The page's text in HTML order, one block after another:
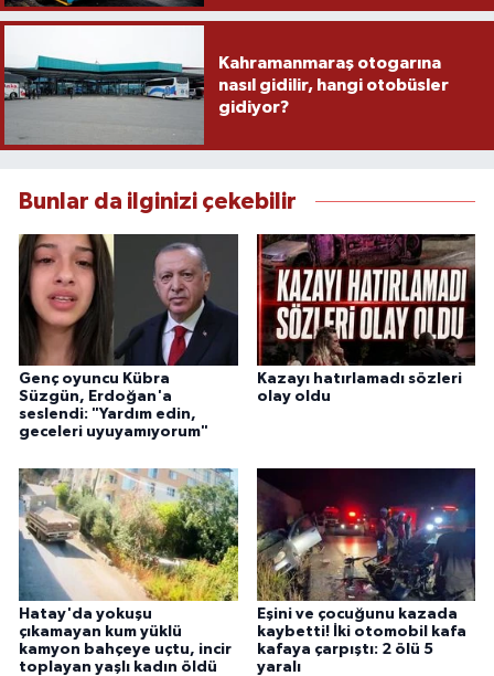
Kahramanmaraş otogarına
nasıl gidilir, hangi otobüsler
gidiyor?
Bunlar da ilginizi çekebilir
Genç oyuncu Kübra
Süzgün, Erdoğan'a
seslendi: "Yardım edin,
geceleri uyuyamıyorum"
Kazayı hatırlamadı sözleri
olay oldu
Hatay'da yokuşu
çıkamayan kum yüklü
kamyon bahçeye uçtu, incir
toplayan yaşlı kadın öldü
Eşini ve çocuğunu kazada
kaybetti! İki otomobil kafa
kafaya çarpıştı: 2 ölü 5
yaralı